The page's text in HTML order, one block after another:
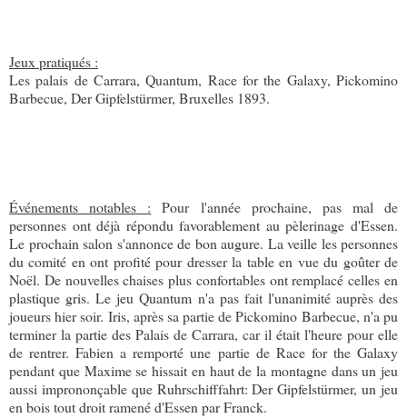
Jeux pratiqués :
Les palais de Carrara, Quantum, Race for the Galaxy, Pickomino
Barbecue, Der Gipfelstürmer, Bruxelles 1893.
Événements notables : Pour l'année prochaine, pas mal de
personnes ont déjà répondu favorablement au pèlerinage d'Essen.
Le prochain salon s'annonce de bon augure. La veille les personnes
du comité en ont profité pour dresser la table en vue du goûter de
Noël. De nouvelles chaises plus confortables ont remplacé celles en
plastique gris. Le jeu Quantum n'a pas fait l'unanimité auprès des
joueurs hier soir. Iris, après sa partie de Pickomino Barbecue, n'a pu
terminer la partie des Palais de Carrara, car il était l'heure pour elle
de rentrer. Fabien a remporté une partie de Race for the Galaxy
pendant que Maxime se hissait en haut de la montagne dans un jeu
aussi imprononçable que Ruhrschifffahrt: Der Gipfelstürmer, un jeu
en bois tout droit ramené d'Essen par Franck.